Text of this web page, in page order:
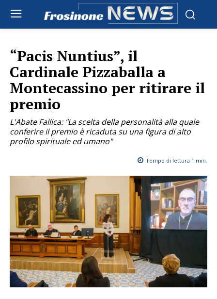
“Pacis Nuntius”, il
Cardinale Pizzaballa a
Montecassino per ritirare il
premio
L'Abate Fallica: "La scelta della personalità alla quale
conferire il premio è ricaduta su una figura di alto
profilo spirituale ed umano"
Tempo di lettura 1 min.